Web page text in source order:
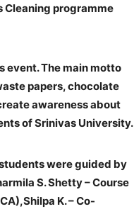
Cleaning programme
event. The main motto
papers, chocolate
awareness about
of Srinivas University.
were guided by
S. Shetty – Course
K. – Co-